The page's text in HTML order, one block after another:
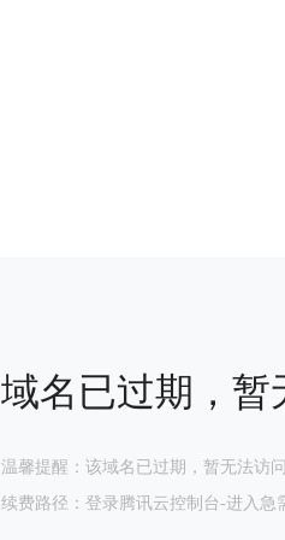
域名已过期，暂
温馨提醒：该域名已过期，暂无法访
续费路径：登录腾讯云控制台-进入